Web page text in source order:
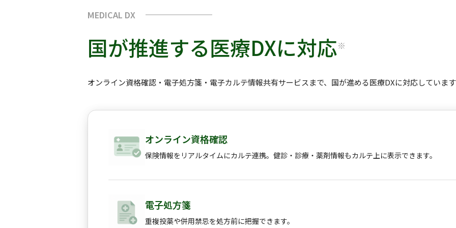
MEDICAL DX
国が推進する医療DXに対応※
オンライン資格確認・電子処方箋・電子カルテ情報共有サービスまで、国が進める医療DXに対応していま
オンライン資格確認
保険情報をリアルタイムにカルテ連携。健診・診療・薬剤情報もカルテ上に表示できます。
電子処方箋
重複投薬や併用禁忌を処方前に把握できます。